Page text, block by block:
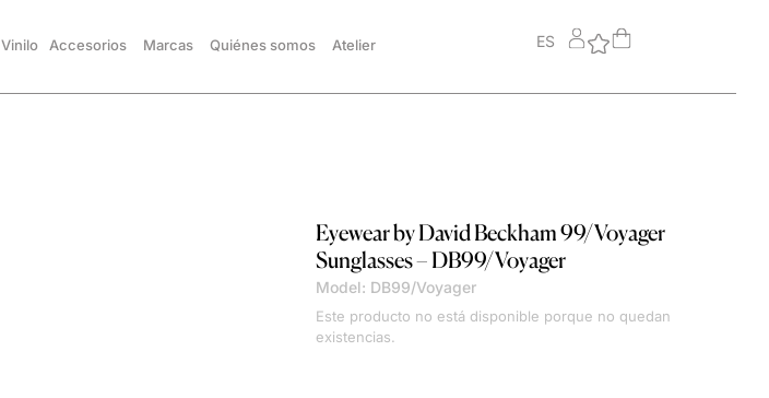
Vinilo Accesorios Marcas Quiénes somos Atelier ES
Eyewear by David Beckham99/Voyager
Sunglasses – DB99/Voyager
Model: DB99/Voyager
Este producto no está disponible porque no quedan
existencias.